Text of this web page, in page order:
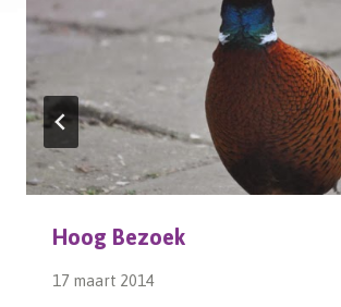
Hoog Bezoek
17 maart 2014